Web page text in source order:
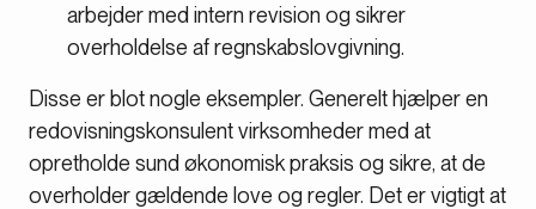
arbejder med intern revision og sikrer
overholdelse af regnskabslovgivning.
Disse er blot nogle eksempler. Generelt hjælper en
redovisningskonsulent virksomheder med at
opretholde sund økonomisk praksis og sikre, at de
overholder gældende love og regler. Det er vigtigt at